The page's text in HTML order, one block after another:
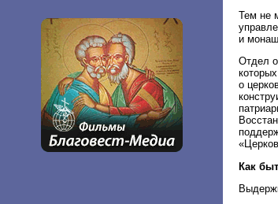
Тем не
и
Отдел
о
Как